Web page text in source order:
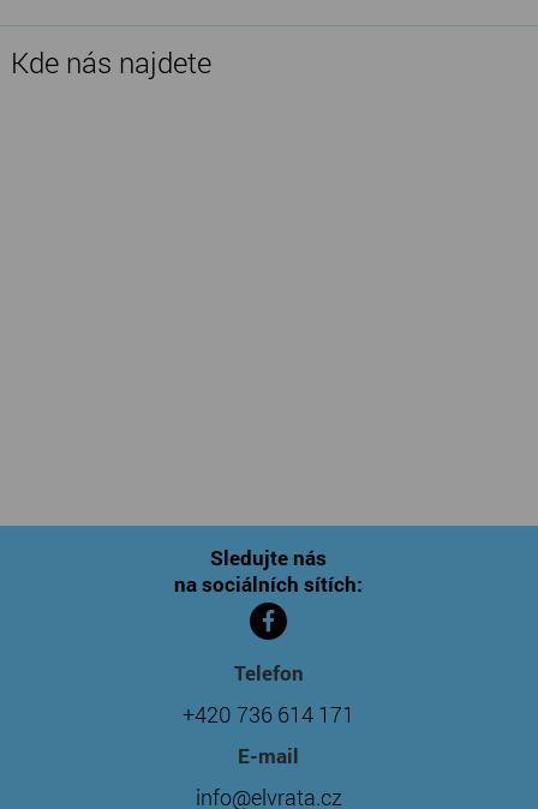
Kde nás najdete
Sledujte nás
na sociálních sítích:
Telefon
+420 736 614 171
E-mail
info@elvrata.cz